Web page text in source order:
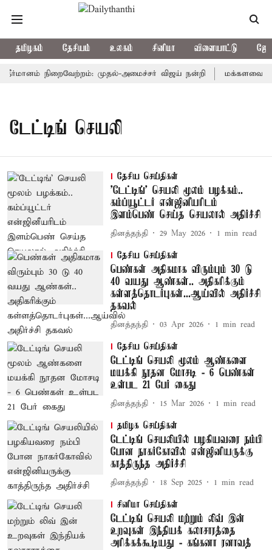
தமிழகம் தேசியம் உலகம் சினிமா விளையாட்டு
தீர்மானம் நிறைவேற்றம்: முதல்-அமைச்சர் விஜய் நன்றி
டேட்டிங் செயலி
தேசிய செய்திகள்
'டேட்டிங்' செயலி மூலம் பழக்கம்..
கம்ப்யூட்டர் என்ஜினீயரிடம்
இளம்பெண் செய்த செயலால் அதிர்ச்சி
தினத்தந்தி 29 May 2026 1 min read
தேசிய செய்திகள்
பெண்கள் அதிகமாக விரும்பும் 30 டு
40 வயது ஆண்கள்.. அதிகரிக்கும்
கள்ளத்தொடர்புகள்...ஆய்வில் அதிர்ச்சி
தகவல்
தினத்தந்தி 03 Apr 2026 1 min read
தேசிய செய்திகள்
டேட்டிங் செயலி மூலம் ஆண்களை
மயக்கி நூதன மோசடி - 6 பெண்கள்
உள்பட 21 பேர் கைது
தினத்தந்தி 15 Mar 2026 1 min read
தமிழக செய்திகள்
டேட்டிங் செயலியில் பழகியவரை நம்பி
போன நாகர்கோவில் என்ஜினியருக்கு
காத்திருந்த அதிர்ச்சி
தினத்தந்தி 18 Sep 2025 1 min read
சினிமா செய்திகள்
டேட்டிங் செயலி மற்றும் லிவ் இன்
உறவுகள் இந்தியக் கலாசாரத்தை
அரிக்கக்கூடியது - கங்கனா ரனாவத்